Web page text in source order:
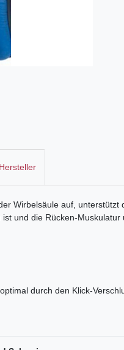
Wirbelsäule auf,
und die Rücken-
durch den Klick-